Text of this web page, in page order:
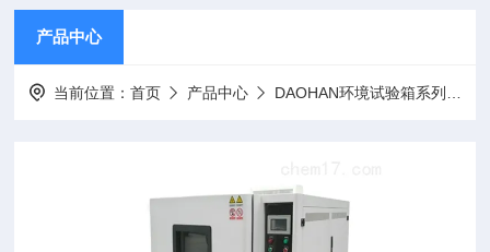
产品中心
当前位置：首页 产品中心 DAOHAN环境试验箱系列